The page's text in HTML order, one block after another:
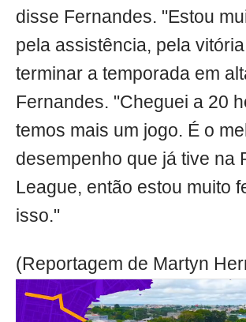
disse Fernandes. "Estou
pela assistência, pela
terminar a temporada em
Fernandes. "Cheguei a 20
temos mais um jogo. É o
desempenho que já tive na
League, então estou muito
isso."
(Reportagem de Martyn